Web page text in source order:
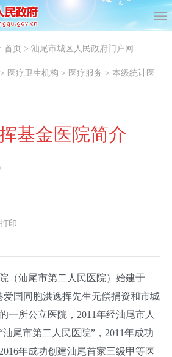
首页 > 汕尾市城区人民政府门户网
> 医疗卫生机构 > 医疗服务 > 本级统计医
基金医院简介
打印
汕尾市第二人民医院）始建于
爱国同胞洪逸挥先生无偿捐资和市城
一所公立医院，2011年经汕尾市人
尾市第二人民医院”，2011年成功
年成功创建汕尾首家三级甲等医